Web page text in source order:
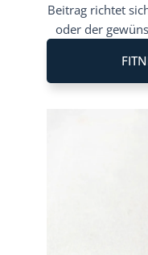
Beitrag richtet
oder der